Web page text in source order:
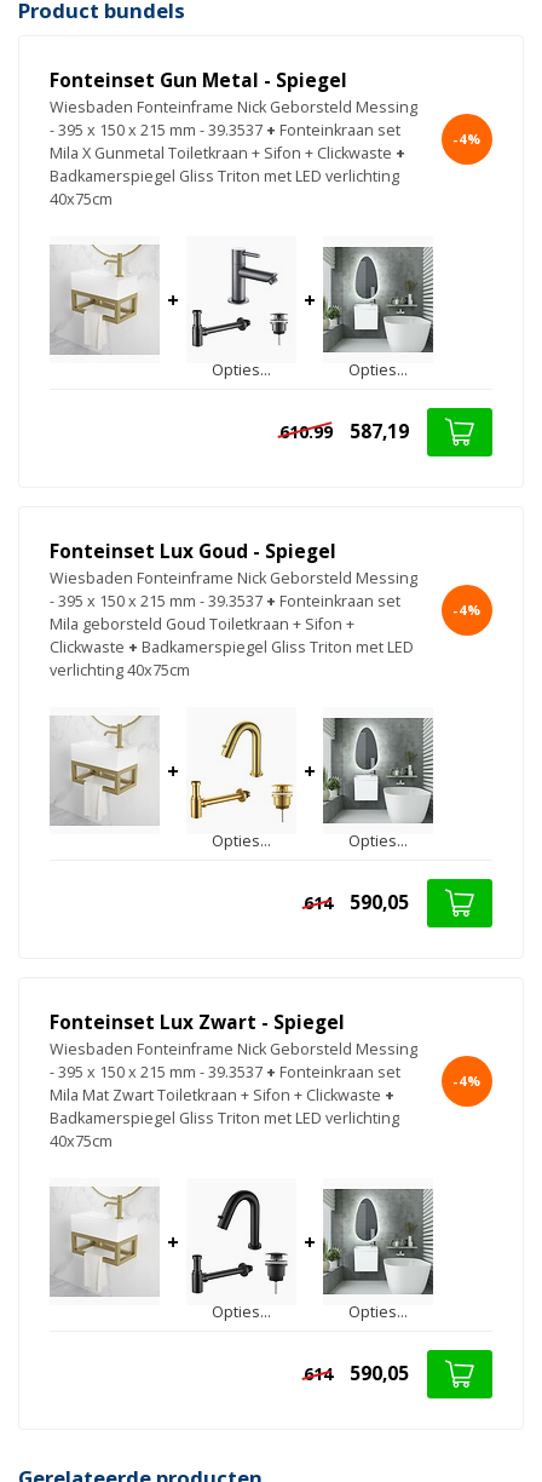
Product bundels
Fonteinset Gun Metal - Spiegel
Wiesbaden Fonteinframe Nick Geborsteld Messing
- 395 x 150 x 215 mm - 39.3537 + Fonteinkraan set
Mila X Gunmetal Toiletkraan + Sifon + Clickwaste +
Badkamerspiegel Gliss Triton met LED verlichting
40x75cm
-4%
+
Opties...
+
Opties...
610.99 587,19
Fonteinset Lux Goud - Spiegel
Wiesbaden Fonteinframe Nick Geborsteld Messing
- 395 x 150 x 215 mm - 39.3537 + Fonteinkraan set
Mila geborsteld Goud Toiletkraan + Sifon +
Clickwaste + Badkamerspiegel Gliss Triton met LED
verlichting 40x75cm
-4%
+
Opties...
+
Opties...
614 590,05
Fonteinset Lux Zwart - Spiegel
Wiesbaden Fonteinframe Nick Geborsteld Messing
- 395 x 150 x 215 mm - 39.3537 + Fonteinkraan set
Mila Mat Zwart Toiletkraan + Sifon + Clickwaste +
Badkamerspiegel Gliss Triton met LED verlichting
40x75cm
-4%
+
Opties...
+
Opties...
614 590,05